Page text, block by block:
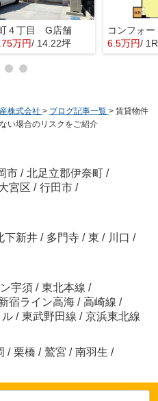
４丁目 G店舗
万円/ 14.22坪 6.5万円/ 1R
株式会社 > ブログ記事一覧 > 賃貸物件
い場合のリスクをご紹介
市 / 北足立郡伊奈町 /
宮区 / 行田市 /
下新井 / 多門寺 / 東 / 川口 /
宇須 / 東北本線 /
宿ライン高海 / 高崎線 /
ル / 東武野田線 / 京浜東北線
/ 栗橋 / 鷲宮 / 南羽生 /